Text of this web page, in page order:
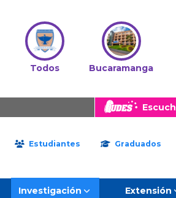
Todos Bucaramanga
Estudiantes Graduados
Investigación Extensión